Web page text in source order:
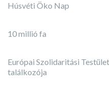
Húsvéti Öko Nap
10 millió fa
Európai Szolidaritási
találkozója